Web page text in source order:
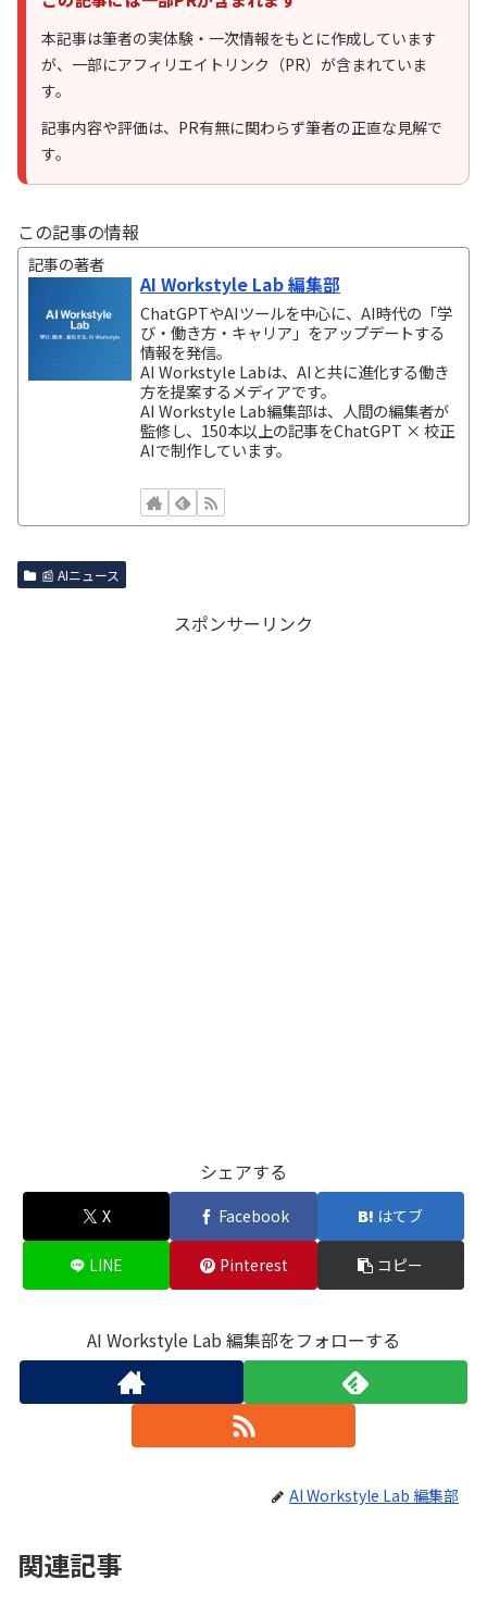
本記事は筆者の実体験・一次情報をもとに作成しています
が、一部にアフィリエイトリンク（PR）が含まれていま
す。
記事内容や評価は、PR有無に関わらず筆者の正直な見解で
す。
この記事の情報
記事の著者
AI Workstyle Lab 編集部
ChatGPTやAIツールを中心に、AI時代の「学
び・働き方・キャリア」をアップデートする
情報を発信。
AI Workstyle Labは、AIと共に進化する働き
方を提案するメディアです。
AI Workstyle Lab編集部は、人間の編集者が
監修し、150本以上の記事をChatGPT × 校正
AIで制作しています。
📰 AIニュース
スポンサーリンク
シェアする
X Facebook はてブ
LINE Pinterest コピー
AI Workstyle Lab 編集部をフォローする
AI Workstyle Lab 編集部
関連記事